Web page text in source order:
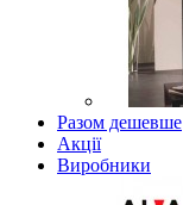
Разом дешевше
Акції
Виробники